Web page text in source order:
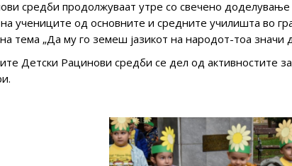
средби продолжуваат утре со свечено доделување
учениците од основните и средните училишта во
тема „Да му го земеш јазикот на народот-тоа значи
Детски Рацинови средби се дел од активностите